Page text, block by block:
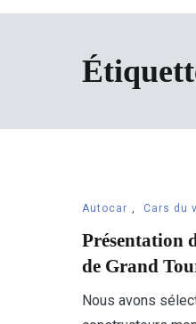
Autocar , Cars du
Présentation
de Grand
Nous avons